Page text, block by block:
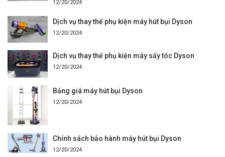
12/20/2024
Dịch vụ thay thế phụ kiện máy hút bụi Dyson
12/20/2024
Dịch vụ thay thế phụ kiện máy sấy tóc Dyson
12/20/2024
Bảng giá máy hút bụi Dyson
12/20/2024
Chính sách bảo hành máy hút bụi Dyson
12/20/2024